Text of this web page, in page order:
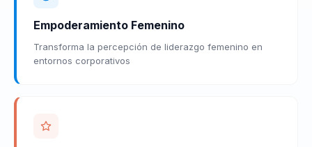
Empoderamiento Femenino
Transforma la percepción de liderazgo femenino en
entornos corporativos